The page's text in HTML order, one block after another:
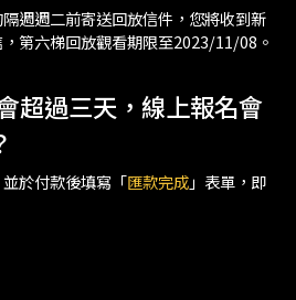
週週二前寄送回放信件，您將收到新
第六梯回放觀看期限至2023/11/08。
超過三天，線上報名會
並於付款後填寫「匯款完成」表單，即